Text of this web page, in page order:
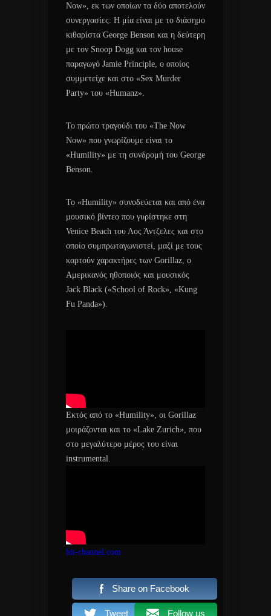
Now», εκ των οποίων τα δύο αποτελούν
συνεργασίες: Η μία είναι με το διάσημο
κιθαρίστα George Benson και η δεύτερη
με τον Snoop Dogg και τον house
παραγωγό Jamie Principle, ο οποίος
συμμετείχε και στο «Sex Murder
Party» του «Humanz».
Το πρώτο τραγούδι του «The Now
Now» που γνωρίζουμε είναι το
«Humility» με τη συνδρομή του George
Benson.
Το «Humility» συνοδεύεται και από ένα
μουσικό βίντεο που γυρίστηκε στη
Venice Beach του Λος Άντζελες και στο
οποίο συμπρωταγωνιστεί, μαζί με τους
καρτούν χαρακτήρες των Gorillaz, ο
Αμερικανός ηθοποιός και μουσικός
Jack Black («School of Rock», «Kung
Fu Panda»).
Εκτός από το «Humility», οι Gorillaz
μοιράζονται και το «Lake Zurich», που
στο μεγαλύτερο μέρος του είναι
instrumental.
hit-channel.com
Share on Facebook
Tweet Follow us